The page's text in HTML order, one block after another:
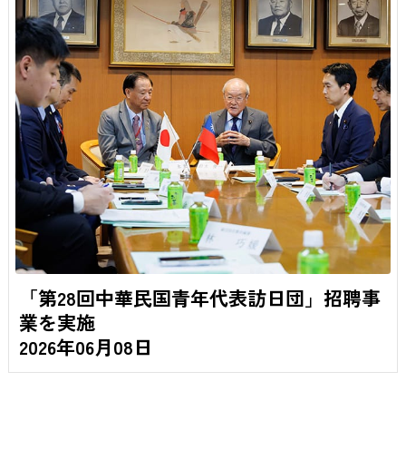
「第28回中華民国青年代表訪日団」招聘事
業を実施
2026年06月08日